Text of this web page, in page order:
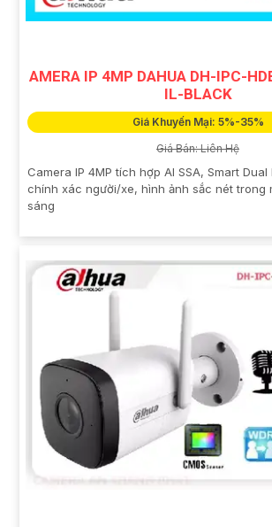
AMERA IP 4MP DAHUA DH-IPC-
IL-BLACK
Giá Khuyến Mại: 5%-35%
Giá Bán: Liên Hệ
Camera IP 4MP tích hợp AI SSA, Smart
chính xác người/xe, hình ảnh sắc nét trong
sáng